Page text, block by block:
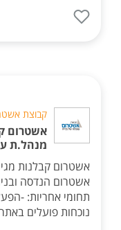
קבוצת
אשטרום
מנהל.ת
אשטרום קבלנות
אשטרום הנדסה
תחומי אחריות: -
נוכחות פועלים